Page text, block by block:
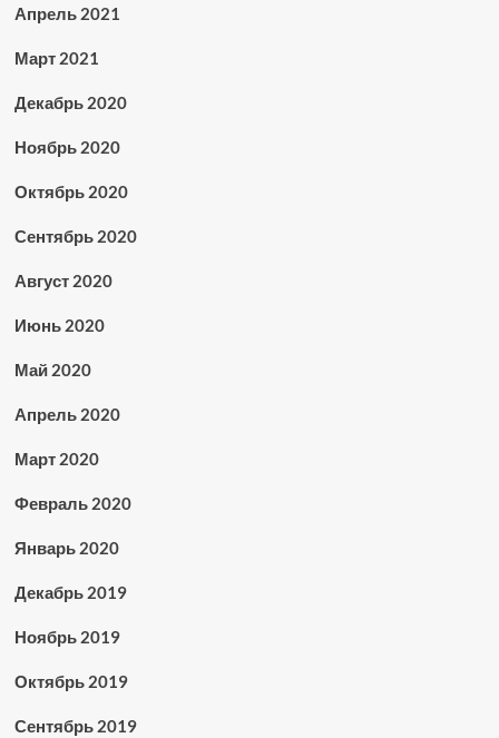
Апрель 2021
Март 2021
Декабрь 2020
Ноябрь 2020
Октябрь 2020
Сентябрь 2020
Август 2020
Июнь 2020
Май 2020
Апрель 2020
Март 2020
Февраль 2020
Январь 2020
Декабрь 2019
Ноябрь 2019
Октябрь 2019
Сентябрь 2019